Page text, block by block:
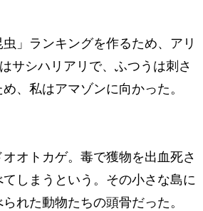
」ランキングを作るため、アリ
サシハリアリで、ふつうは刺さ
、私はアマゾンに向かった。
オトカゲ。毒で獲物を出血死さ
しまうという。その小さな島に
れた動物たちの頭骨だった。